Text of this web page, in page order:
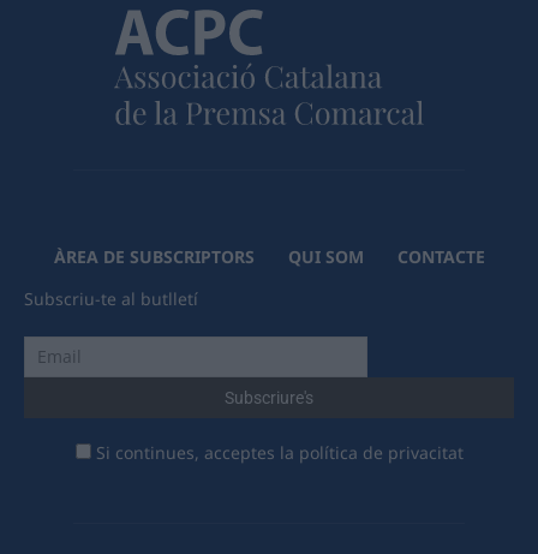
ÀREA DE SUBSCRIPTORS QUI SOM
CONTACTE
Subscriu-te al butlletí
Si continues, acceptes la política de privacitat